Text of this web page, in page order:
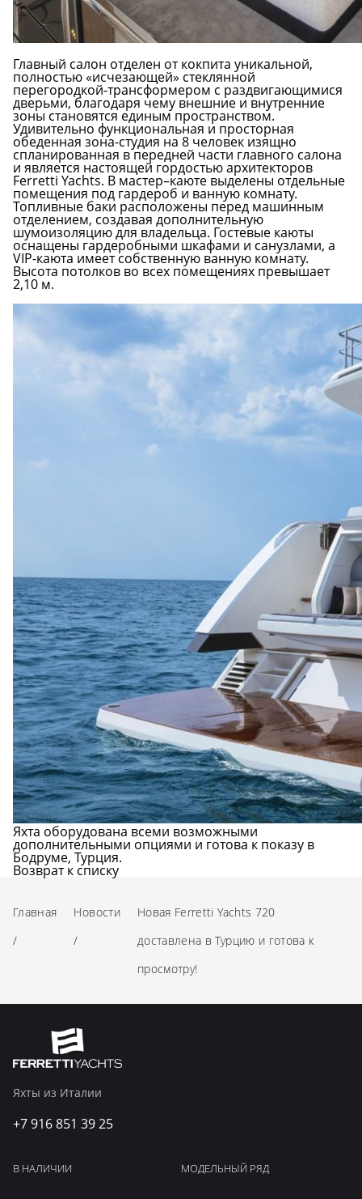
Главный салон отделен от кокпита уникальной,
полностью «исчезающей» стеклянной
перегородкой-трансформером с раздвигающимися
дверьми, благодаря чему внешние и внутренние
зоны становятся единым пространством.
Удивительно функциональная и просторная
обеденная зона-студия на 8 человек изящно
спланированная в передней части главного салона
и является настоящей гордостью архитекторов
Ferretti Yachts. В мастер–каюте выделены отдельные
помещения под гардероб и ванную комнату.
Топливные баки расположены перед машинным
отделением, создавая дополнительную
шумоизоляцию для владельца. Гостевые каюты
оснащены гардеробными шкафами и санузлами, а
VIP-каюта имеет собственную ванную комнату.
Высота потолков во всех помещениях превышает
2,10 м.
Яхта оборудована всеми возможными
дополнительными опциями и готова к показу в
Бодруме, Турция.
Возврат к списку
Главная
/
Новости
/
Новая Ferretti Yachts 720
доставлена в Турцию и готова к
просмотру!
Яхты из Италии
+7 916 851 39 25
В НАЛИЧИИ МОДЕЛЬНЫЙ РЯД